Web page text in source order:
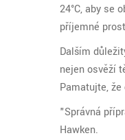
24°C, aby se
příjemné
Dalším
nejen osvěží
Pamatujte,
"Správná
Hawken.